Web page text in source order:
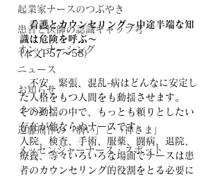
起業家ナースのつぶやき
患者と医師の認識ギャップ考
オン・ナーシング
ニュース
お知らせ
イベント
遠藤周作の「病い」と「神さま」
メッセンジャーナース・スポット
看護とカウンセリング～中途半端な知
識は危険を呼ぶ～
(本文P57～58）
不安、緊張、混乱-病はどんなに安定し
た人格をもつ人間をも動揺させます。
その動揺の中で、もっとも頼りとしたい
存在が他ならぬナースです。
入院、検査、手術、服薬、闘病、退院、
療養、等々いろいろな場面でナースは患
者のカウンセリング的役割をとる必要に